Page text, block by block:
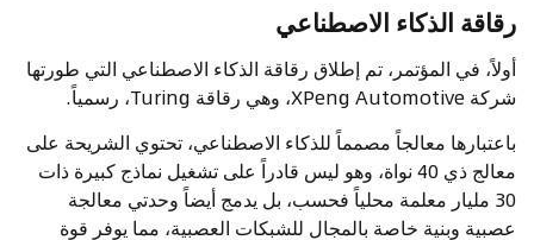
رقاقة الذكاء الاصطناعي
أولاً، في المؤتمر، تم إطلاق رقاقة الذكاء الاصطناعي التي طورتها
شركة XPeng Automotive، وهي رقاقة Turing، رسمياً.
باعتبارها معالجاً مصمماً للذكاء الاصطناعي، تحتوي الشريحة على
معالج ذي 40 نواة، وهو ليس قادراً على تشغيل نماذج كبيرة ذات
30 مليار معلمة محلياً فحسب، بل يدمج أيضاً وحدتي معالجة
عصبية وبنية خاصة بالمجال للشبكات العصبية، مما يوفر قوة